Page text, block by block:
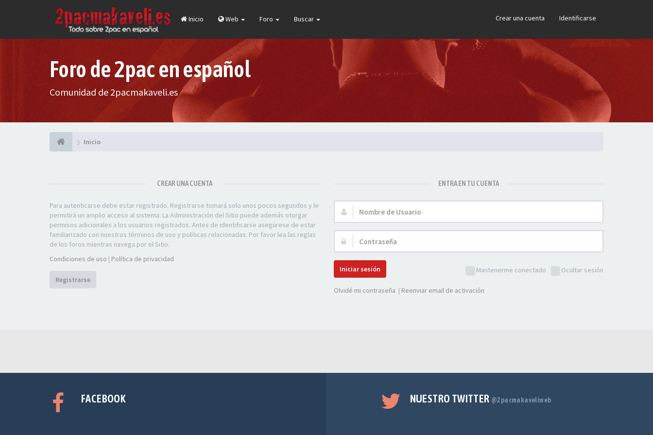
Inicio Web Foro Buscar Crear una cuenta Identificarse
Foro de 2pac en español
Comunidad de 2pacmakaveli.es
Inicio
CREAR UNA CUENTA
Para autenticarse debe estar registrado. Registrarse tomará solo unos pocos segundos y le
permitirá un amplio acceso al sistema. La Administración del Sitio puede además otorgar
permisos adicionales a los usuarios registrados. Antes de identificarse asegúrese de estar
familiarizado con nuestros términos de uso y políticas relacionadas. Por favor lea las reglas
de los foros mientras navega por el Sitio.
Condiciones de uso | Política de privacidad
Registrarse
ENTRA EN TU CUENTA
Nombre
de
Usuario:
Contraseña:
Mantenerme conectado Ocultar sesión
Iniciar sesión
Olvidé mi contraseña | Reenviar email de activación
FACEBOOK NUESTRO TWITTER @2pacmakaveliweb